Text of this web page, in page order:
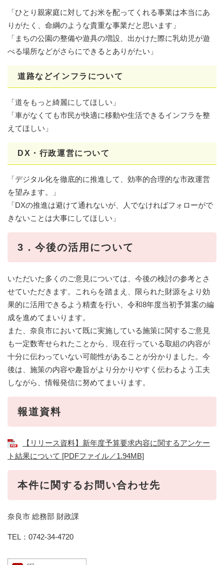
「ひとり親家庭に対してお米を配ってくれる事業は本当にあ
りがたく、命綱のような貴重な事業だと思います」
「まちの公園の整備や遊具の増設、出かけた際に乳幼児が遊
べる場所などがさらにできるとありがたい」
道路などインフラについて
「道をもっと綺麗にしてほしい」
「車がなくても市民が快適に移動や生活できるインフラを整
えてほしい」
DX・行政運営について
「デジタル化を徹底的に推進して、効率的合理的な市政運営
を望みます。」
「DXの推進は避けて通れないが、人でなければフォローがで
きないことは大事にしてほしい」
3．今後の活用について
いただいた多くのご意見については、今後の検討の参考とさ
せていただきます。これらを踏まえ、限られた財源をより効
果的に活用できるよう精査を行い、令和8年度当初予算案の編
成を進めてまいります。
また、奈良市において既に実施している施策に関するご意見
も一定数寄せられたことから、現在行っている取組の内容が
十分に伝わっていない可能性があることが分かりました。今
後は、施策の内容や趣旨がより分かりやすく伝わるよう工夫
しながら、情報発信に努めてまいります。
報道資料
【リリース資料】新年度予算要求内容に関するアンケー
ト結果について [PDFファイル／1.94MB]
本件に関するお問い合わせ先
奈良市 総務部 財政課
TEL：0742-34-4720